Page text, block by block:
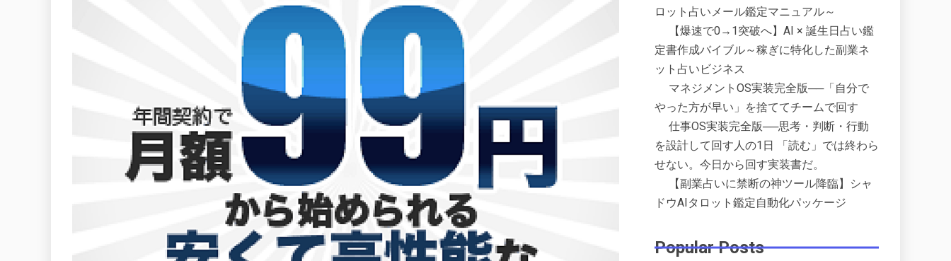
ロット占いメール鑑定マニュアル～
【爆速で0→1突破へ】AI × 誕生日占い鑑
定書作成バイブル～稼ぎに特化した副業ネ
ット占いビジネス
マネジメントOS実装完全版──「自分で
やった方が早い」を捨ててチームで回す
仕事OS実装完全版──思考・判断・行動
を設計して回す人の1日 「読む」では終わら
せない。今日から回す実装書だ。
【副業占いに禁断の神ツール降臨】シャ
ドウAIタロット鑑定自動化パッケージ
Popular Posts